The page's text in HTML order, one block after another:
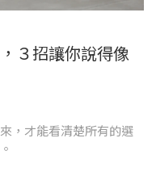
３招讓你說得像
，才能看清楚所有的選